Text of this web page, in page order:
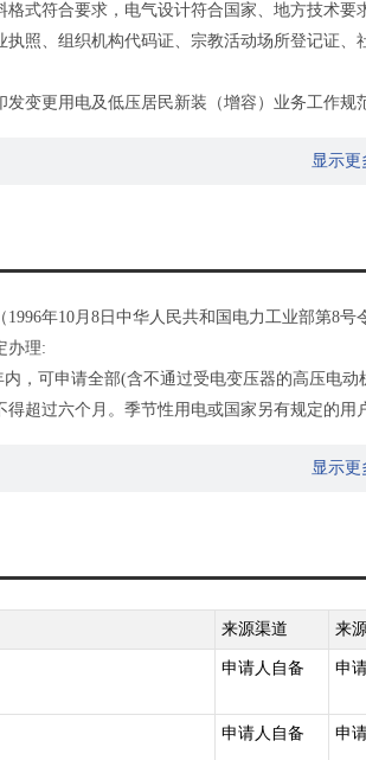
格式符合要求，电气设计符合国家、地方技术要
执照、组织机构代码证、宗教活动场所登记证
发变更用电及低压居民新装（增容）业务工作
停时间少于十五天者，暂停期间基本电费照收；
显示更
1996年10月8日中华人民共和国电力工业部第8
办理:
内，可申请全部(含不通过受电变压器的高压电
得超过六个月。季节性用电或国家另有规定的用
封。从加封之日起,按原计费方式减收其相应容
户申请恢复暂停用电容量用电时，须在预定恢
本电费的用户，申请暂停用电必须是全部容量(
显示更
来源渠道 来
申请人自备 申
申请人自备 申